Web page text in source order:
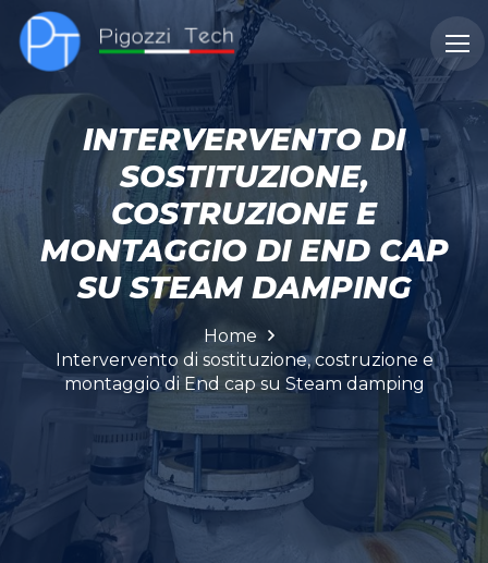
SERVIZI
CHI
SIAMO
DOVE
OPERIAMO
CASI
STUDIO
INTERVERVENTO DI
SOSTITUZIONE,
COSTRUZIONE E
MONTAGGIO DI END CAP
SU STEAM DAMPING
Home
Intervervento di sostituzione, costruzione e
montaggio di End cap su Steam damping